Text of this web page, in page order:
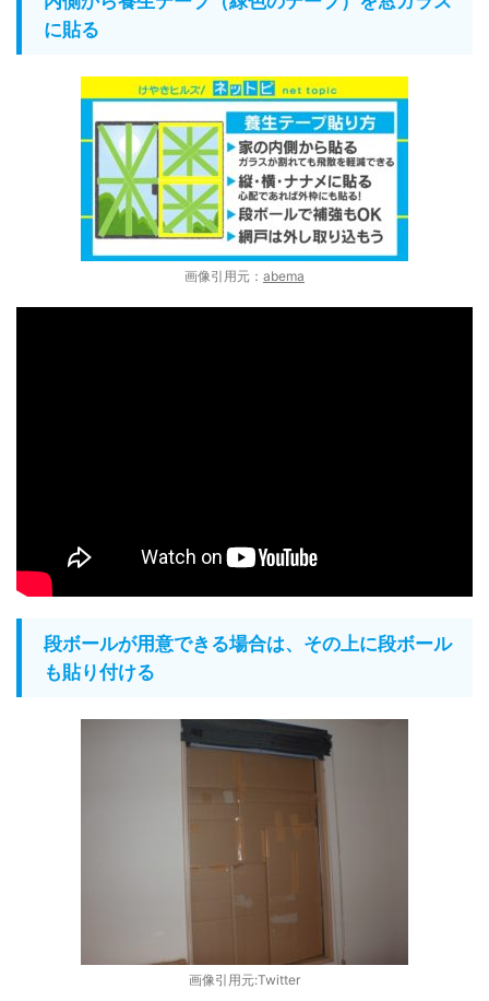
に貼る
画像引用元： abema
段ボールが用意できる場合は、その上に段ボール
も貼り付ける
画像引用元:Twitter